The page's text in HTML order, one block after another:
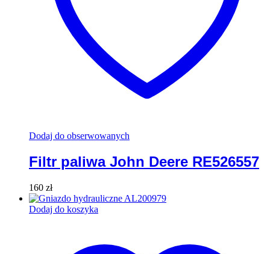
Dodaj do obserwowanych
Filtr paliwa John Deere RE526557
160 zł
Dodaj do koszyka